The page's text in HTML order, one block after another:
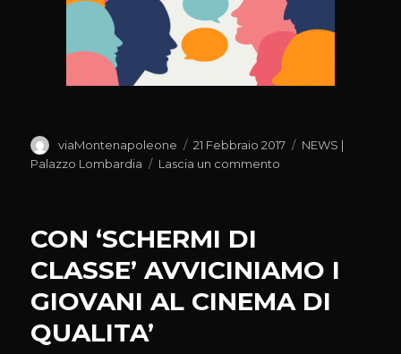
Autore
viaMontenapoleone
Pubblicato
il
21 Febbraio 2017 Categorie
NEWS |
Palazzo Lombardia
Lascia un commento
CULTURALE
CON ‘SCHERMI DI
CLASSE’ AVVICINIAMO I
GIOVANI AL CINEMA DI
QUALITA’